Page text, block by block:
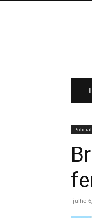
Policial
julho